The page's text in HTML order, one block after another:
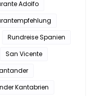
Adolfo
Rundreise Spanien
San Vicente
Kantabrien